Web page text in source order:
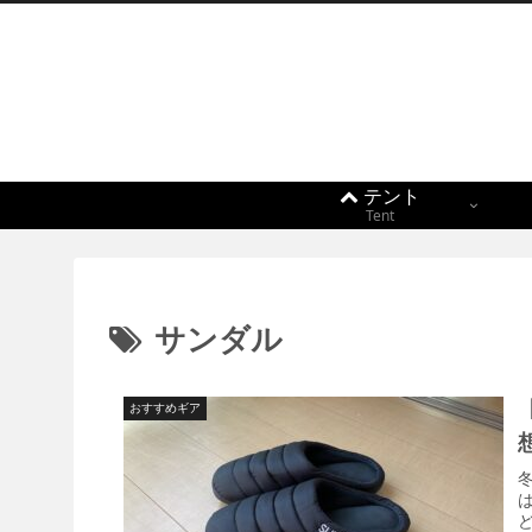
テント
Tent
サンダル
おすすめギア